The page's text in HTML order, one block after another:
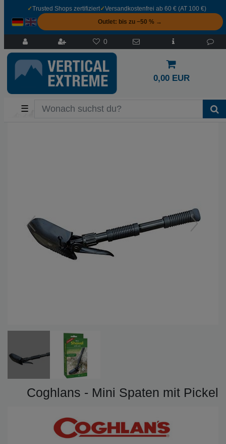
✓Trusted Shops zertifiziert✓Versandkostenfrei ab 60 € (AT 100 €)
Outlet: bis zu −50 % →
0
0,00 EUR
☰
Coghlans - Mini Spaten mit Pickel